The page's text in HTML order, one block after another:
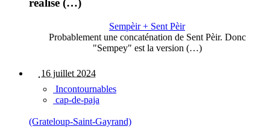
réalisé (…)
Sempèir + Sent Pèir
Probablement une concaténation de Sent Pèir. Donc
"Sempey" est la version (…)
16 juillet 2024
Incontournables
cap-de-paja
(Grateloup-Saint-Gayrand)